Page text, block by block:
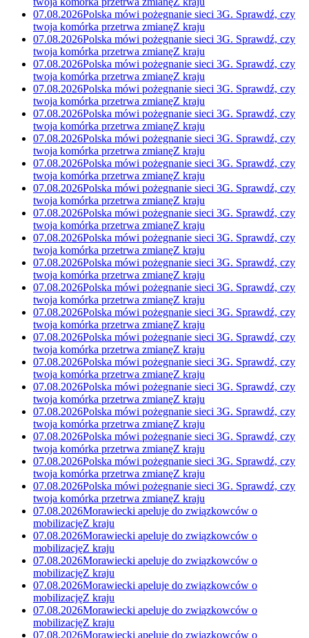
07.08.2026Polska mówi pożegnanie sieci 3G. Sprawdź, czy
twoja komórka przetrwa zmianęZ kraju
07.08.2026Polska mówi pożegnanie sieci 3G. Sprawdź, czy
twoja komórka przetrwa zmianęZ kraju
07.08.2026Polska mówi pożegnanie sieci 3G. Sprawdź, czy
twoja komórka przetrwa zmianęZ kraju
07.08.2026Polska mówi pożegnanie sieci 3G. Sprawdź, czy
twoja komórka przetrwa zmianęZ kraju
07.08.2026Polska mówi pożegnanie sieci 3G. Sprawdź, czy
twoja komórka przetrwa zmianęZ kraju
07.08.2026Polska mówi pożegnanie sieci 3G. Sprawdź, czy
twoja komórka przetrwa zmianęZ kraju
07.08.2026Polska mówi pożegnanie sieci 3G. Sprawdź, czy
twoja komórka przetrwa zmianęZ kraju
07.08.2026Polska mówi pożegnanie sieci 3G. Sprawdź, czy
twoja komórka przetrwa zmianęZ kraju
07.08.2026Polska mówi pożegnanie sieci 3G. Sprawdź, czy
twoja komórka przetrwa zmianęZ kraju
07.08.2026Polska mówi pożegnanie sieci 3G. Sprawdź, czy
twoja komórka przetrwa zmianęZ kraju
07.08.2026Polska mówi pożegnanie sieci 3G. Sprawdź, czy
twoja komórka przetrwa zmianęZ kraju
07.08.2026Polska mówi pożegnanie sieci 3G. Sprawdź, czy
twoja komórka przetrwa zmianęZ kraju
07.08.2026Polska mówi pożegnanie sieci 3G. Sprawdź, czy
twoja komórka przetrwa zmianęZ kraju
07.08.2026Polska mówi pożegnanie sieci 3G. Sprawdź, czy
twoja komórka przetrwa zmianęZ kraju
07.08.2026Polska mówi pożegnanie sieci 3G. Sprawdź, czy
twoja komórka przetrwa zmianęZ kraju
07.08.2026Polska mówi pożegnanie sieci 3G. Sprawdź, czy
twoja komórka przetrwa zmianęZ kraju
07.08.2026Polska mówi pożegnanie sieci 3G. Sprawdź, czy
twoja komórka przetrwa zmianęZ kraju
07.08.2026Polska mówi pożegnanie sieci 3G. Sprawdź, czy
twoja komórka przetrwa zmianęZ kraju
07.08.2026Polska mówi pożegnanie sieci 3G. Sprawdź, czy
twoja komórka przetrwa zmianęZ kraju
07.08.2026Polska mówi pożegnanie sieci 3G. Sprawdź, czy
twoja komórka przetrwa zmianęZ kraju
07.08.2026Morawiecki apeluje do związkowców o
mobilizacjęZ kraju
07.08.2026Morawiecki apeluje do związkowców o
mobilizacjęZ kraju
07.08.2026Morawiecki apeluje do związkowców o
mobilizacjęZ kraju
07.08.2026Morawiecki apeluje do związkowców o
mobilizacjęZ kraju
07.08.2026Morawiecki apeluje do związkowców o
mobilizacjęZ kraju
07.08.2026Morawiecki apeluje do związkowców o